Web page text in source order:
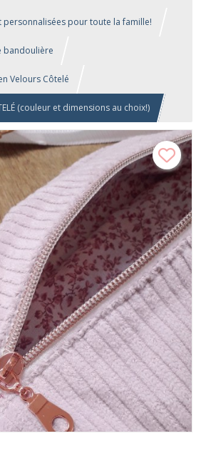
personnalisées pour toute la famille!
bandoulière
Velours Côtelé
(couleur et dimensions au choix!)